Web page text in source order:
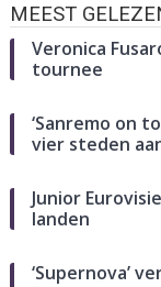
MEEST
Veronica
tournee
‘Sanremo on
vier steden
Junior
landen
‘Supernova’